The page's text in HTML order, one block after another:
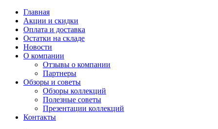
Главная
Акции и скидки
Оплата и доставка
Остатки на складе
Новости
О компании
Отзывы о компании
Партнеры
Обзоры и советы
Обзоры коллекций
Полезные советы
Презентации коллекций
Контакты